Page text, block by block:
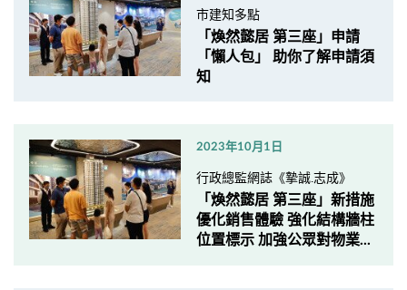
市建知多點
「煥然懿居 第三座」申請
「懶人包」 助你了解申請須
知
2023年10月1日
行政總監網誌《摯誠.志成》
「煥然懿居 第三座」新措施
優化銷售體驗 強化結構牆柱
位置標示 加強公眾對物業...